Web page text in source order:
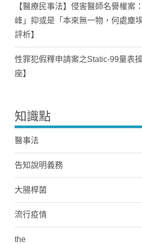
【醫療民事法】侵害醫師名譽權案
峰」抑或是「本來無一物，何處塵
評析】
性罪犯假釋申請案之Static-99量表
座】
知識點
醫事法
告知說明義務
大腸桿菌
流行疫情
the